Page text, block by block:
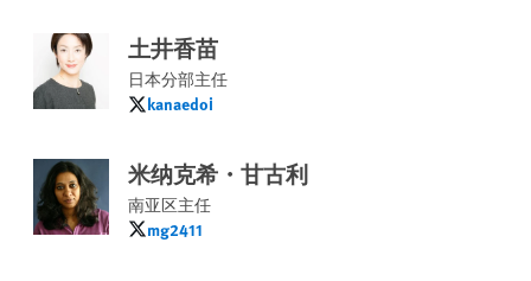
土井香苗
日本分部主任
kanaedoi
kanaedoi
米纳克希・甘古利
南亚区主任
mg2411
mg2411